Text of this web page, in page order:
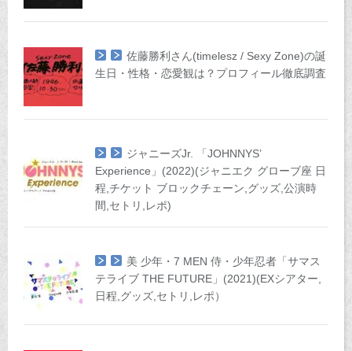
佐藤勝利さん(timelesz / Sexy Zone)の誕
生日・性格・恋愛観は？プロフィール徹底調査
ジャニーズJr. 「JOHNNYS’
Experience」(2022)(ジャニエク グローブ座 日
程,チケット ブロックチェーン,グッズ,公演時
間,セトリ,レポ)
美 少年・7 MEN 侍・少年忍者「サマス
テライブ THE FUTURE」(2021)(EXシアター,
日程,グッズ,セトリ,レポ）